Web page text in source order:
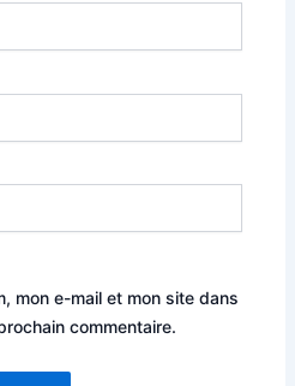
mon e-mail et mon site dans
commentaire.